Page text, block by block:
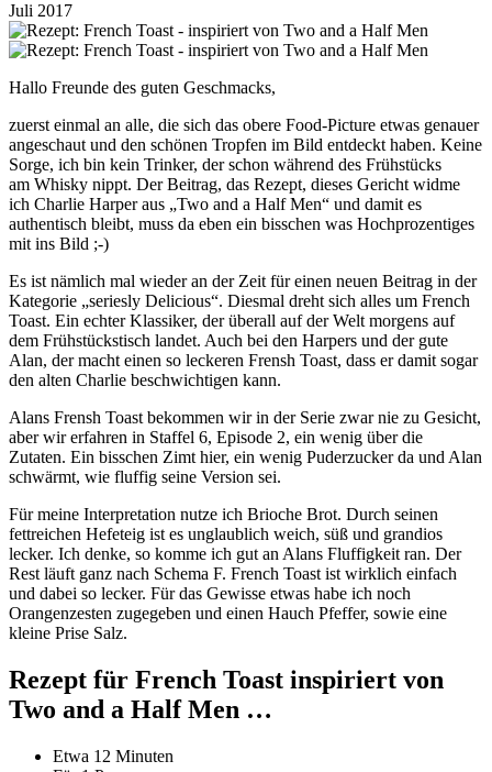
Juli 2017
Hallo Freunde des guten Geschmacks,
zuerst einmal an alle, die sich das obere Food-Picture etwas genauer
angeschaut und den schönen Tropfen im Bild entdeckt haben. Keine
Sorge, ich bin kein Trinker, der schon während des Frühstücks
am Whisky nippt. Der Beitrag, das Rezept, dieses Gericht widme
ich Charlie Harper aus „Two and a Half Men“ und damit es
authentisch bleibt, muss da eben ein bisschen was Hochprozentiges
mit ins Bild ;-)
Es ist nämlich mal wieder an der Zeit für einen neuen Beitrag in der
Kategorie „seriesly Delicious“. Diesmal dreht sich alles um French
Toast. Ein echter Klassiker, der überall auf der Welt morgens auf
dem Frühstückstisch landet. Auch bei den Harpers und der gute
Alan, der macht einen so leckeren Frensh Toast, dass er damit sogar
den alten Charlie beschwichtigen kann.
Alans Frensh Toast bekommen wir in der Serie zwar nie zu Gesicht,
aber wir erfahren in Staffel 6, Episode 2, ein wenig über die
Zutaten. Ein bisschen Zimt hier, ein wenig Puderzucker da und Alan
schwärmt, wie fluffig seine Version sei.
Für meine Interpretation nutze ich Brioche Brot. Durch seinen
fettreichen Hefeteig ist es unglaublich weich, süß und grandios
lecker. Ich denke, so komme ich gut an Alans Fluffigkeit ran. Der
Rest läuft ganz nach Schema F. French Toast ist wirklich einfach
und dabei so lecker. Für das Gewisse etwas habe ich noch
Orangenzesten zugegeben und einen Hauch Pfeffer, sowie eine
kleine Prise Salz.
Rezept für French Toast inspiriert von
Two and a Half Men …
Etwa 12 Minuten